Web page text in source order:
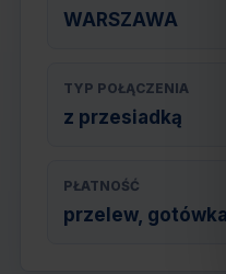
WARSZAWA
TYP POŁĄCZENIA
z przesiadką
PŁATNOŚĆ
przelew,